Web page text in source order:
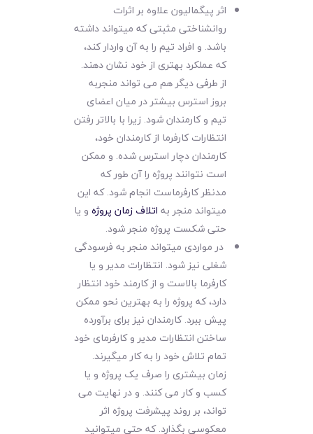
اثر پیگمالیون علاوه بر اثرات
روانشناختی مثبتی که میتواند داشته
باشد. و افراد تیم را به آن واردار کند،
که عملکرد بهتری از خود نشان دهند.
از طرفی دیگر هم می تواند منجربه
بروز استرس بیشتر در میان اعضای
تیم و کارمندان شود. زیرا با بالاتر رفتن
انتظارات کارفرما از کارمندان خود،
کارمندان دچار استرس شده. و ممکن
است نتوانند پروژه را آن طور که
مدنظر کارفرماست انجام شود. که این
میتواند منجر به اتلاف زمان پروژه و یا
حتی شکست پروژه منجر شود.
در مواردی میتواند منجر به فرسودگی
شغلی نیز شود. انتظارات مدیر و یا
کارفرما بالاست و از کارمند خود انتظار
دارد، که پروژه را به بهترین نحو ممکن
پیش ببرد. کارمندان نیز برای برآورده
ساختن انتظارات مدیر و کارفرمای خود
تمام تلاش خود را به کار میگیرند.
زمان بیشتری را صرف یک پروژه و یا
کسب و کار می کنند. و در نهایت می
تواند، بر روند پیشرفت پروژه اثر
معکوسی بگذارد. که حتی میتوانید